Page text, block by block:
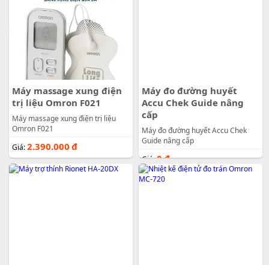
Máy massage xung điện
trị liệu Omron F021
Máy massage xung điện trị liệu
Omron F021
Giá:2.390.000 đ
Máy đo đường huyết
Accu Chek Guide nâng
cấp
Máy đo đường huyết Accu Chek
Guide nâng cấp
Giá:0đ